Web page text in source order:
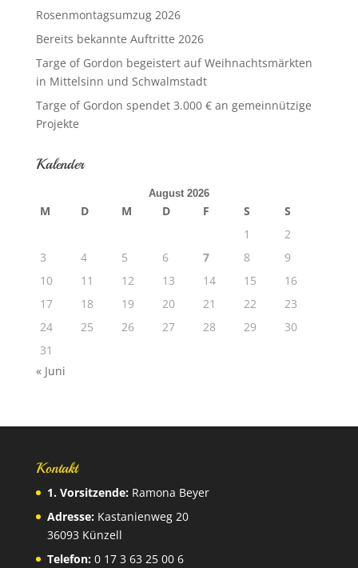
Rosenmontagsumzug 2026
Bereits bekannte Auftritte 2026
Targe of Gordon begeistert auf Weihnachtsmärkten
in Mittelsinn und Schwalmstadt
Targe of Gordon spendet 3.000 € an gemeinnützige
Projekte
Kalender
August 2026
M D M D F S
S
1
2
3
4 5 6 7 8
9
10
11 12 13 14 15
16
17
18 19 20 21 22
23
24
25 26 27 28 29
30
31
« Juni
Kontakt
1. Vorsitzende:Ramona Beyer
Adresse:Kastanienweg 20
36093 Künzell
Telefon:0 17 3 63 25 00 6